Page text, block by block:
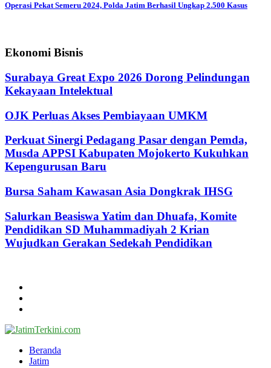
Operasi Pekat Semeru 2024, Polda Jatim Berhasil Ungkap 2.500 Kasus
Ekonomi Bisnis
Surabaya Great Expo 2026 Dorong Pelindungan
Kekayaan Intelektual
OJK Perluas Akses Pembiayaan UMKM
Perkuat Sinergi Pedagang Pasar dengan Pemda,
Musda APPSI Kabupaten Mojokerto Kukuhkan
Kepengurusan Baru
Bursa Saham Kawasan Asia Dongkrak IHSG
Salurkan Beasiswa Yatim dan Dhuafa, Komite
Pendidikan SD Muhammadiyah 2 Krian
Wujudkan Gerakan Sedekah Pendidikan
Beranda
Jatim